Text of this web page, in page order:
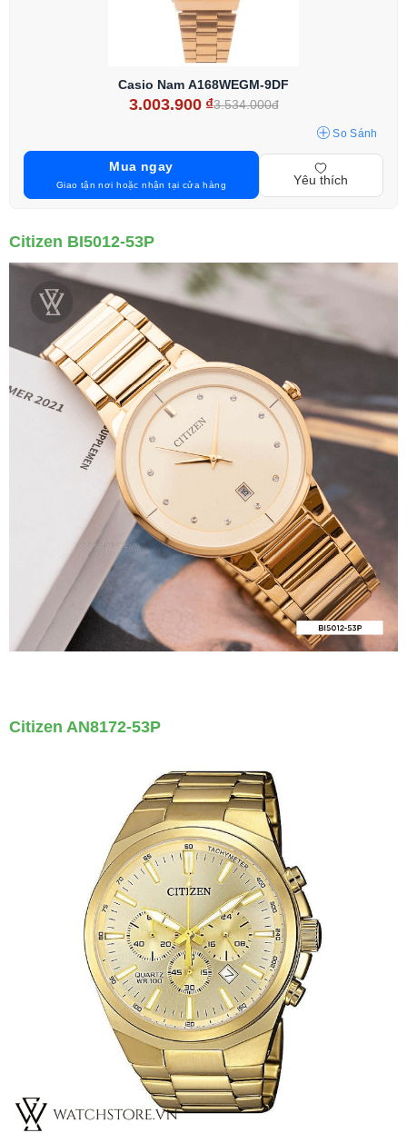
Casio Nam A168WEGM-9DF
3.003.900 ₫3.534.000đ
So Sánh
Mua ngay
Giao tận nơi hoặc nhận tại cửa hàng Yêu thích
Citizen BI5012-53P
Citizen AN8172-53P